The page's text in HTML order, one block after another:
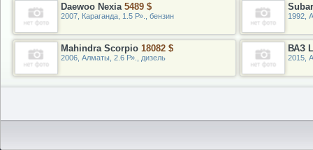
Daewoo Nexia 5489 $
2007, Караганда, 1.5 Р»., бензин 1992,
Mahindra Scorpio 18082 $
2006, Алматы, 2.6 Р»., дизель
ВАЗ
2015,